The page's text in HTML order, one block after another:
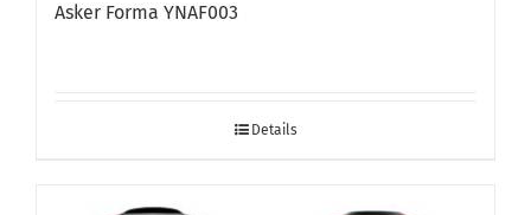
Asker Forma YNAF003
Details